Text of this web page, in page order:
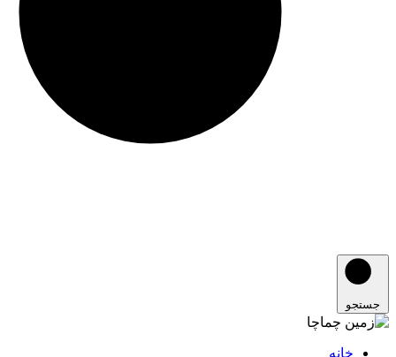
جستجو
خانه